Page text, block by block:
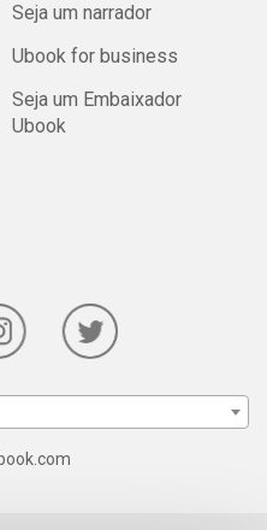
Seja um narrador
Ubook for business
Seja um Embaixador
Ubook